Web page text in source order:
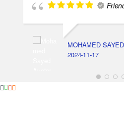
MOHAMED SAYED
2024-11-17